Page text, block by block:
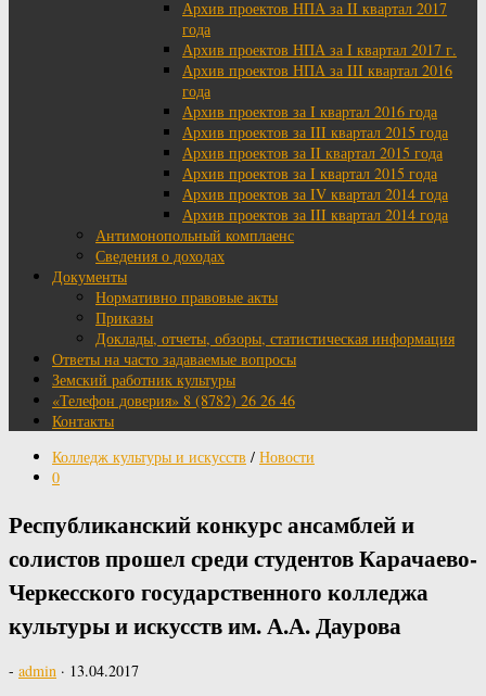
Архив проектов НПА за II квартал 2017
года
Архив проектов НПА за I квартал 2017 г.
Архив проектов НПА за III квартал 2016
года
Архив проектов за I квартал 2016 года
Архив проектов за III квартал 2015 года
Архив проектов за II квартал 2015 года
Архив проектов за I квартал 2015 года
Архив проектов за IV квартал 2014 года
Архив проектов за III квартал 2014 года
Антимонопольный комплаенс
Сведения о доходах
Документы
Нормативно правовые акты
Приказы
Доклады, отчеты, обзоры, статистическая информация
Ответы на часто задаваемые вопросы
Земский работник культуры
«Телефон доверия» 8 (8782) 26 26 46
Контакты
Колледж культуры и искусств / Новости
0
Республиканский конкурс ансамблей и
солистов прошел среди студентов Карачаево-
Черкесского государственного колледжа
культуры и искусств им. А.А. Даурова
- admin · 13.04.2017